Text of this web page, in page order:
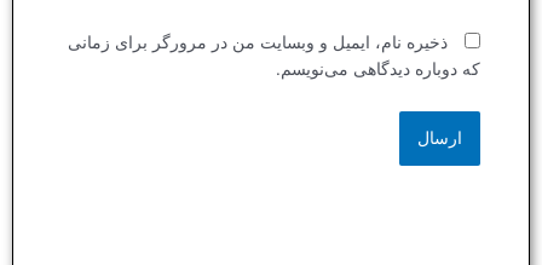
ذخیره نام، ایمیل و وبسایت من در مرورگر برای زمانی
که دوباره دیدگاهی می‌نویسم.